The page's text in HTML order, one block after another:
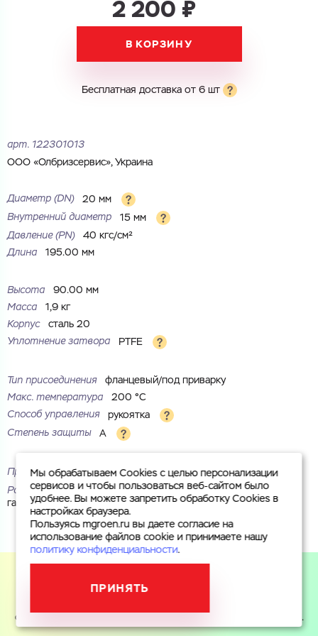
Электронная почта
Город
Комментарий
Cоглашаюсь на обработку
ГОТОВО
Файл с реквизитами огранизации (любой формат, макс. 20
Cоглашаюсь на обработку
2 200 ₽
В КОРЗИНУ
Бесплатная доставка от 6 шт
арт. 122301013
ООО «Олбризсервис», Украина
Диаметр (DN)
20 мм
Внутренний диаметр
15 мм
Давление (РN)
40 кгс/см²
Длина
195.00 мм
Высота
90.00 мм
Масса
1,9 кг
Корпус
сталь 20
Уплотнение затвора
PTFE
Тип присоединения
фланцевый/под приварку
Макс. температура
200 °С
Способ управления
рукоятка
Степень защиты
A
Проход стандартный
Рабочая среда
вода, пар, воздух, инертные газы, природный
газ, нефтепродукты
файлов cookie и принимаете
.
Мы обрабатываем Cookies с целью персонализации
сервисов и чтобы пользоваться веб-сайтом было
удобнее. Вы можете запретить обработку Cookies в
настройках браузера.
Пользуясь mgroen.ru вы даете согласие на
использование файлов cookie и принимаете нашу
политику конфиденциальности.
ПРИНЯТЬ